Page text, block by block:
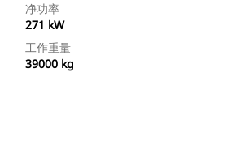
净功率
271 kW
工作重量
39000 kg